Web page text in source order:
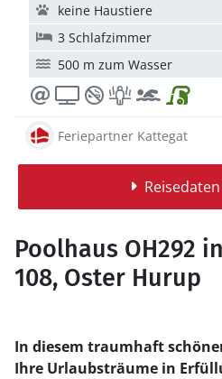
keine Haustiere
3 Schlafzimmer
500 m zum Wasser
Feriepartner Kattegat
Poolhaus OH292
108, Oster Hurup
In diesem traumhaft
Ihre Urlaubsträume in